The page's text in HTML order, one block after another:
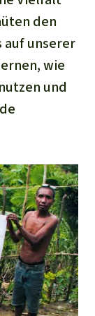
den
auf unserer
wie
und